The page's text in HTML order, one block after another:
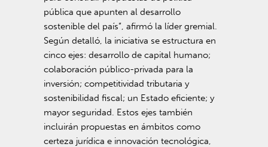
pública que apunten al desarrollo
sostenible del país”, afirmó la líder gremial.
Según detalló, la iniciativa se estructura en
cinco ejes: desarrollo de capital humano;
colaboración público-privada para la
inversión; competitividad tributaria y
sostenibilidad fiscal; un Estado eficiente; y
mayor seguridad. Estos ejes también
incluirán propuestas en ámbitos como
certeza jurídica e innovación tecnológica,